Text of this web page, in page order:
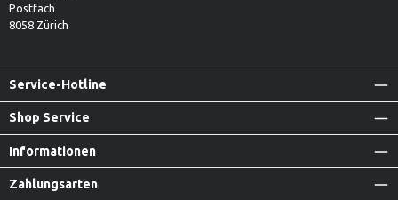
Postfach
8058 Zürich
Service-Hotline
Shop Service
Informationen
Zahlungsarten